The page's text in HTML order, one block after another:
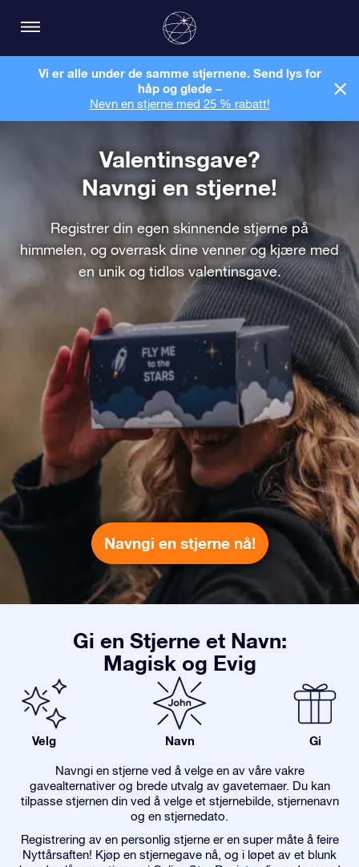
Vi er alle under de samme stjernene. Send lys for
håp og glede –
Nevn en stjerne med 25 % rabatt!
Valentinsgave?
Navngi en stjerne!
Registrer din egen skinnende stjerne på
himmelen, og overrask dine venner og kjære med
en unik og tidløs valentinsgave.
Navngi en stjerne nå!
Gi en Stjerne et Navn:
Magisk og Evig
Velg Navn Gi
Navngi en stjerne ved å velge en av våre vakre
gavealternativer og brede utvalg av gavetemaer. Du kan
tilpasse stjernen din ved å velge et stjernebilde, stjernenavn
og en stjernedato.
Registrering av en personlig stjerne er en super måte å feire
Nyttårsaften! Kjøp en stjernegave nå, og i løpet av et blunk